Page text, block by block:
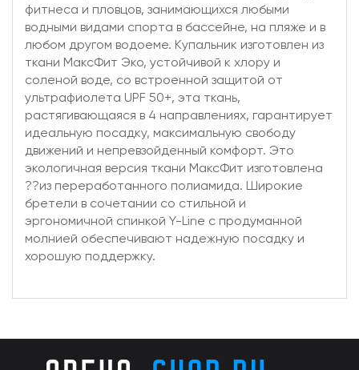
фитнеса и пловцов, занимающихся любыми
водными видами спорта в бассейне, на пляже и в
любом другом водоеме. Купальник изготовлен из
ткани МаксФит Эко, устойчивой к хлору и
соленой воде, со встроенной защитой от
ультрафиолета UPF 50+, эта ткань,
растягивающаяся в 4 направлениях, гарантирует
идеальную посадку, максимальную свободу
движений и непревзойденный комфорт. Это
экологичная версия ткани МаксФит изготовлена
??из переработанного полиамида. Широкие
бретели в сочетании со стильной и
эргономичной спинкой Y-Line с продуманной
молнией обеспечивают надежную посадку и
хорошую поддержку.